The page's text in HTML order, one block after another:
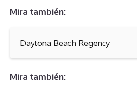
Mira también:
Daytona Beach Regency
Mira también: